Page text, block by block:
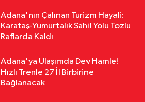
Adana'nın Çalınan Turizm Hayali:
Karataş-Yumurtalık Sahil Yolu Tozlu
Raflarda Kaldı
Adana'ya Ulaşımda Dev Hamle!
Hızlı Trenle 27 İl Birbirine
Bağlanacak